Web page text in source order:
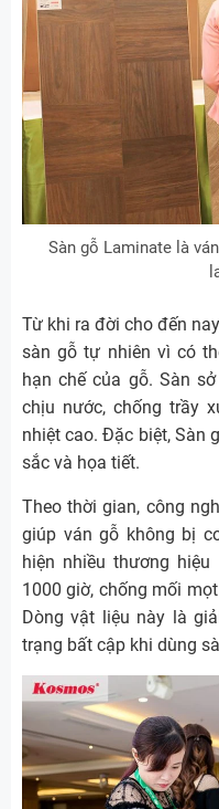
Sàn gỗ Laminate là
Từ khi ra đời cho đến
sàn gỗ tự nhiên vì có
hạn chế của gỗ. Sàn
chịu nước, chống trầy
nhiệt cao. Đặc biệt, Sàn
sắc và họa tiết.
Theo thời gian, công
giúp ván gỗ không bị
hiện nhiều thương
1000 giờ, chống mối
Dòng vật liệu này là
trạng bất cập khi dùng